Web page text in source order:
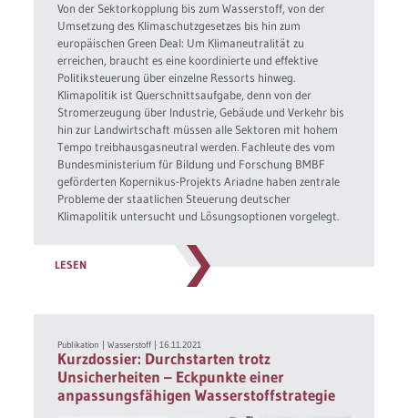
Von der Sektorkopplung bis zum Wasserstoff, von der
Umsetzung des Klimaschutzgesetzes bis hin zum
europäischen Green Deal: Um Klimaneutralität zu
erreichen, braucht es eine koordinierte und effektive
Politiksteuerung über einzelne Ressorts hinweg.
Klimapolitik ist Querschnittsaufgabe, denn von der
Stromerzeugung über Industrie, Gebäude und Verkehr bis
hin zur Landwirtschaft müssen alle Sektoren mit hohem
Tempo treibhausgasneutral werden. Fachleute des vom
Bundesministerium für Bildung und Forschung BMBF
geförderten Kopernikus-Projekts Ariadne haben zentrale
Probleme der staatlichen Steuerung deutscher
Klimapolitik untersucht und Lösungsoptionen vorgelegt.
LESEN
Publikation |Wasserstoff |16.11.2021
Kurzdossier: Durchstarten trotz
Unsicherheiten – Eckpunkte einer
anpassungsfähigen Wasserstoffstrategie